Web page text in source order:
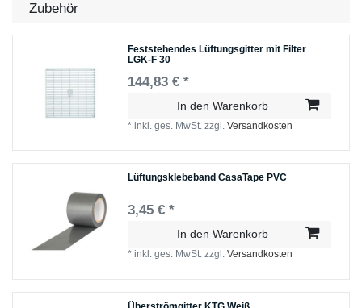
Zubehör
Feststehendes Lüftungsgitter mit Filter
LGK-F 30
144,83 € *
In den Warenkorb
*inkl. ges. MwSt. zzgl.Versandkosten
Lüftungsklebeband CasaTape PVC
3,45 € *
In den Warenkorb
*inkl. ges. MwSt. zzgl.Versandkosten